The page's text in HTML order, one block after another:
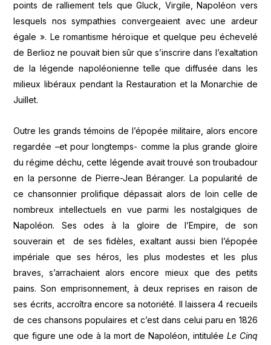
points de ralliement tels que Gluck, Virgile, Napoléon vers
lesquels nos sympathies convergeaient avec une ardeur
égale ». Le romantisme héroïque et quelque peu échevelé
de Berlioz ne pouvait bien sûr que s’inscrire dans l’exaltation
de la légende napoléonienne telle que diffusée dans les
milieux libéraux pendant la Restauration et la Monarchie de
Juillet.
Outre les grands témoins de l’épopée militaire, alors encore
regardée –et pour longtemps- comme la plus grande gloire
du régime déchu, cette légende avait trouvé son troubadour
en la personne de Pierre-Jean Béranger. La popularité de
ce chansonnier prolifique dépassait alors de loin celle de
nombreux intellectuels en vue parmi les nostalgiques de
Napoléon. Ses odes à la gloire de l’Empire, de son
souverain et de ses fidèles, exaltant aussi bien l’épopée
impériale que ses héros, les plus modestes et les plus
braves, s’arrachaient alors encore mieux que des petits
pains. Son emprisonnement, à deux reprises en raison de
ses écrits, accroîtra encore sa notoriété. Il laissera 4 recueils
de ces chansons populaires et c’est dans celui paru en 1826
que figure une ode à la mort de Napoléon, intitulée Le Cinq